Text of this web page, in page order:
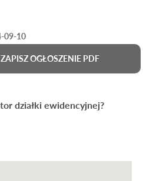
działki ewidencyjnej?
09-10
ZAPISZ OGŁOSZENIE PDF